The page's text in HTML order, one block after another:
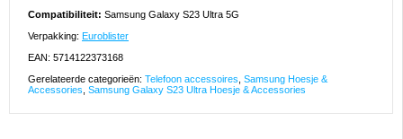
Compatibiliteit: Samsung Galaxy S23 Ultra 5G
Verpakking: Euroblister
EAN: 5714122373168
Gerelateerde categorieën: Telefoon accessoires Samsung Hoesje &
Accessories Samsung Galaxy S23 Ultra Hoesje & Accessories